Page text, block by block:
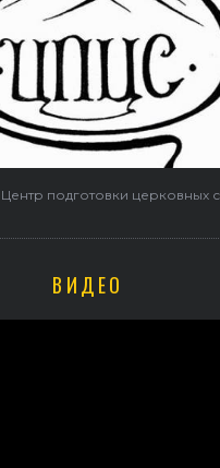
подготовки церковных
ВИДЕО